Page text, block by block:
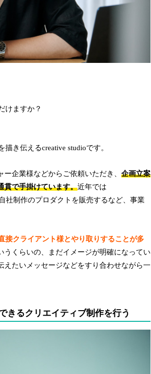
けますか？
き伝えるcreative studioです。
企業様などからご依頼いただき、 企画立案
貫で手掛けています。近年では
社制作のプロダクトを販売するなど、事業
接クライアント様とやり取りすることが多
くらいの、まだイメージが明確になってい
たいメッセージなどをすり合わせながら一
きるクリエイティブ制作を行う